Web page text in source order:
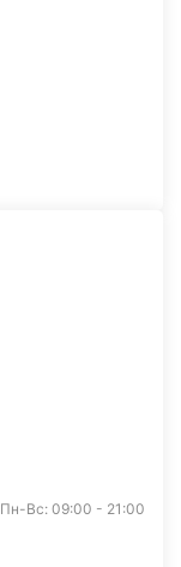
Пн-Вс: 09:00 - 21:00